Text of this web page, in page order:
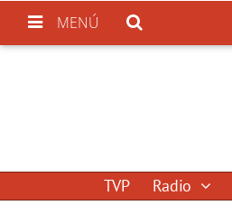
MENÚ
TVP Radio